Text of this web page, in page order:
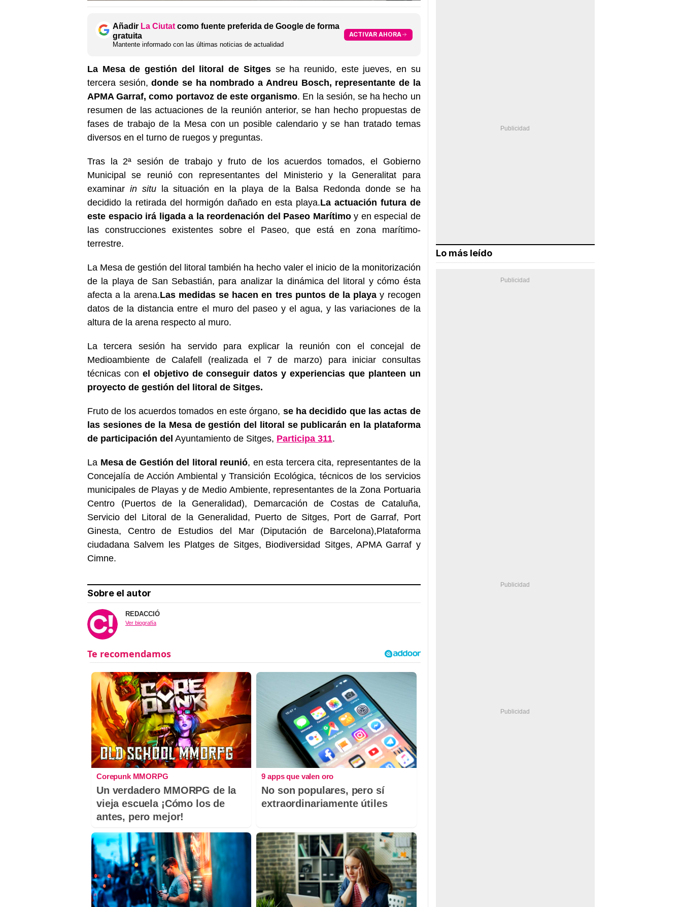
Añadir La Ciutat como fuente preferida de Google de forma
gratuita
Mantente informado con las últimas noticias de actualidad
ACTIVAR AHORA
La Mesa de gestión del litoral de Sitgesse ha reunido, este jueves, en su
tercera sesión,donde se ha nombrado a Andreu Bosch, representante de la
APMA Garraf, como portavoz de este organismo. En la sesión, se ha hecho un
resumen de las actuaciones de la reunión anterior, se han hecho propuestas de
fases de trabajo de la Mesa con un posible calendario y se han tratado temas
diversos en el turno de ruegos y preguntas.
Tras la 2ª sesión de trabajo y fruto de los acuerdos tomados, el Gobierno
Municipal se reunió con representantes del Ministerio y la Generalitat para
examinar in situ la situación en la playa de la Balsa Redonda donde se ha
decidido la retirada del hormigón dañado en esta playa.La actuación futura de
este espacio irá ligada a la reordenación del Paseo Marítimoy en especial de
las construcciones existentes sobre el Paseo, que está en zona marítimo-
terrestre.
La Mesa de gestión del litoral también ha hecho valer el inicio de la monitorización
de la playa de San Sebastián, para analizar la dinámica del litoral y cómo ésta
afecta a la arena.Las medidas se hacen en tres puntos de la playa y recogen
datos de la distancia entre el muro del paseo y el agua, y las variaciones de la
altura de la arena respecto al muro.
La tercera sesión ha servido para explicar la reunión con el concejal de
Medioambiente de Calafell (realizada el 7 de marzo) para iniciar consultas
técnicas con el objetivo de conseguir datos y experiencias que planteen un
proyecto de gestión del litoral de Sitges.
Fruto de los acuerdos tomados en este órgano, se ha decidido que las actas de
las sesiones de la Mesa de gestión del litoral se publicarán en la plataforma
de participación del Ayuntamiento de Sitges, Participa 311.
La Mesa de Gestión del litoral reunió, en esta tercera cita, representantes de la
Concejalía de Acción Ambiental y Transición Ecológica, técnicos de los servicios
municipales de Playas y de Medio Ambiente, representantes de la Zona Portuaria
Centro (Puertos de la Generalidad), Demarcación de Costas de Cataluña,
Servicio del Litoral de la Generalidad, Puerto de Sitges, Port de Garraf, Port
Ginesta, Centro de Estudios del Mar (Diputación de Barcelona),Plataforma
ciudadana Salvem les Platges de Sitges, Biodiversidad Sitges, APMA Garraf y
Cimne.
Sobre el autor
REDACCIÓ
Ver biografía
Corepunk MMORPG
Un verdadero MMORPG de la
vieja escuela ¡Cómo los de
antes, pero mejor!
9 apps que valen oro
No son populares, pero sí
extraordinariamente útiles
Lo más leído